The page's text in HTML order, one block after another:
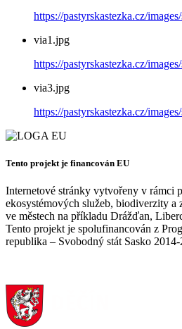
https://pastyrskastezka.cz/
via1.jpg
https://pastyrskastezka.cz/
via3.jpg
https://pastyrskastezka.cz/
Tento projekt je financován EU
Internetové stránky vytvořeny v rámci
ekosystémových služeb, biodiverzity a
ve městech na příkladu Drážďan,
Tento projekt je spolufinancován z
republika – Svobodný stát Sasko